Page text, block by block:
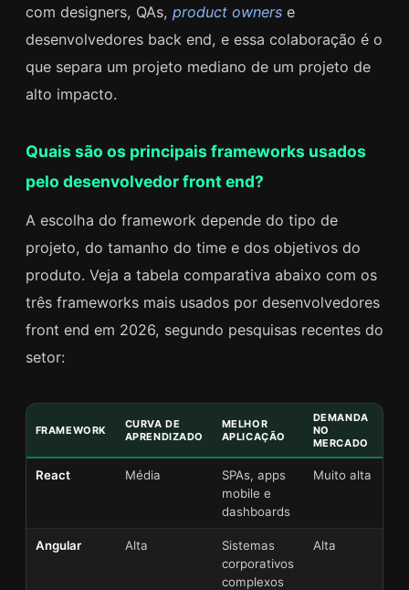
com designers, QAs, product owners e
desenvolvedores back end, e essa colaboração é o
que separa um projeto mediano de um projeto de
alto impacto.
Quais são os principais frameworks usados
pelo desenvolvedor front end?
A escolha do framework depende do tipo de
projeto, do tamanho do time e dos objetivos do
produto. Veja a tabela comparativa abaixo com os
três frameworks mais usados por desenvolvedores
front end em 2026, segundo pesquisas recentes do
setor:
FRAMEWORK
CURVA DE
APRENDIZADO
MELHOR
APLICAÇÃO
DEMANDA
NO
MERCADO
React Média
SPAs, apps
mobile e
dashboards
Muito alta
Angular Alta
Sistemas
corporativos
complexos
Alta